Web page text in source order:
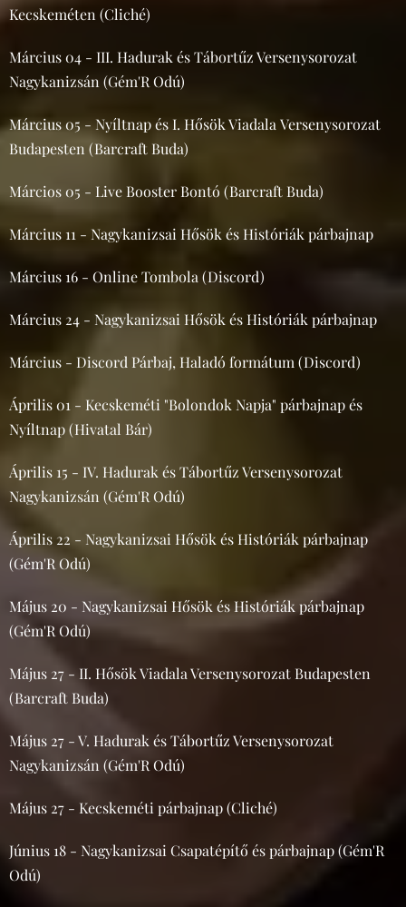
Kecskeméten (Cliché)
Március 04 - III. Hadurak és Tábortűz Versenysorozat
Nagykanizsán (Gém'R Odú)
Március 05 - Nyíltnap és I. Hősök Viadala Versenysorozat
Budapesten (Barcraft Buda)
Márcios 05 - Live Booster Bontó (Barcraft Buda)
Március 11 - Nagykanizsai Hősök és Históriák párbajnap
Március 16 - Online Tombola (Discord)
Március 24 - Nagykanizsai Hősök és Históriák párbajnap
Március - Discord Párbaj, Haladó formátum (Discord)
Április 01 - Kecskeméti "Bolondok Napja" párbajnap és
Nyíltnap (Hivatal Bár)
Április 15 - IV. Hadurak és Tábortűz Versenysorozat
Nagykanizsán (Gém'R Odú)
Április 22 - Nagykanizsai Hősök és Históriák párbajnap
(Gém'R Odú)
Május 20 - Nagykanizsai Hősök és Históriák párbajnap
(Gém'R Odú)
Május 27 - II. Hősök Viadala Versenysorozat Budapesten
(Barcraft Buda)
Május 27 - V. Hadurak és Tábortűz Versenysorozat
Nagykanizsán (Gém'R Odú)
Május 27 - Kecskeméti párbajnap (Cliché)
Június 18 - Nagykanizsai Csapatépítő és párbajnap (Gém'R
Odú)